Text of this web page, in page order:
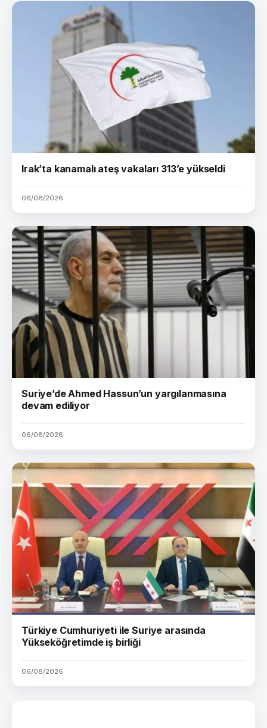
Irak’ta kanamalı ateş vakaları 313’e yükseldi
06/08/2026
Suriye’de Ahmed Hassun’un yargılanmasına
devam ediliyor
06/08/2026
Türkiye Cumhuriyeti ile Suriye arasında
Yükseköğretimde iş birliği
06/08/2026